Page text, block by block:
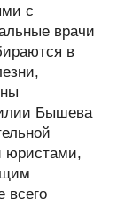
с
врачи
в
Бышева
юристами,
всего